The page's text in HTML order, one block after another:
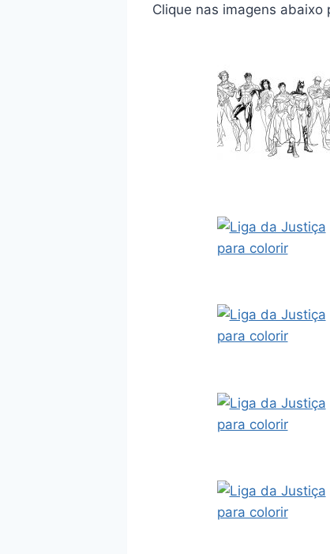
Clique nas imagens abaixo